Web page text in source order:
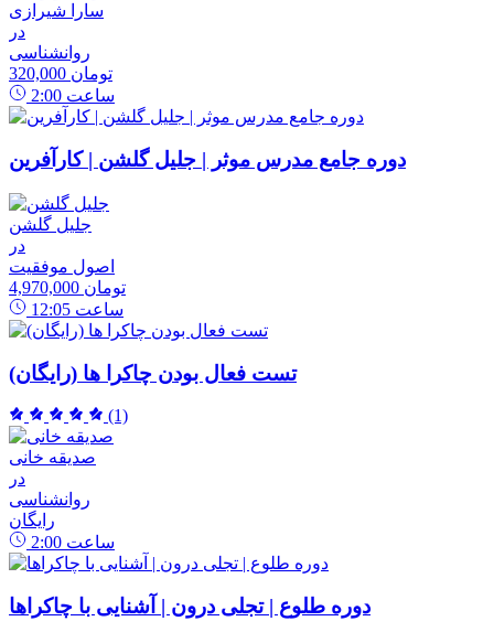
سارا شیرازی
در
روانشناسی
320,000 تومان
2:00 ساعت
دوره جامع مدرس موثر | جلیل گلشن | کارآفرین
جلیل گلشن
در
اصول موفقیت
4,970,000 تومان
12:05 ساعت
تست فعال بودن چاکرا ها (رایگان)
(1)
صدیقه خانی
در
روانشناسی
رایگان
2:00 ساعت
دوره طلوع | تجلی درون | آشنایی با چاکراها